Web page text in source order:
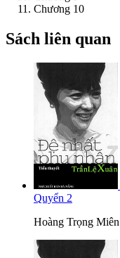
Chương 10
Sách liên quan
Quyển 2
Hoàng Trọng Miên